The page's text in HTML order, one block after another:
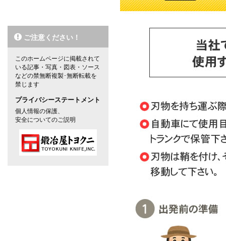
ご注意ください！
このホームページに掲載されて
いる記事・写真・図表・ソース
などの禁無断複製･無断転載を
禁じます
プライバシーステートメント
個人情報の保護、
安全についてのご説明